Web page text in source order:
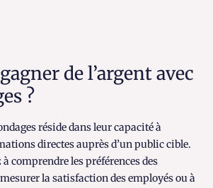
de l’argent avec
?
réside dans leur capacité à
directes auprès d’un public cible.
comprendre les préférences des
la satisfaction des employés ou à